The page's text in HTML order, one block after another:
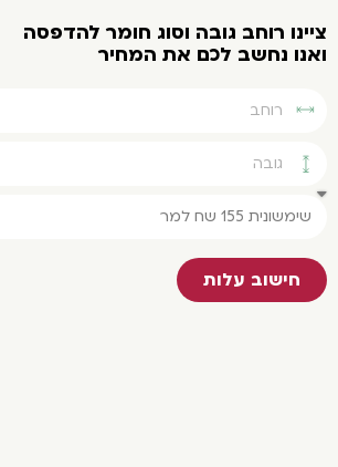
רוחב גובה וסוג חומר להדפסה
נחשב לכם את המחיר
חישוב עלות